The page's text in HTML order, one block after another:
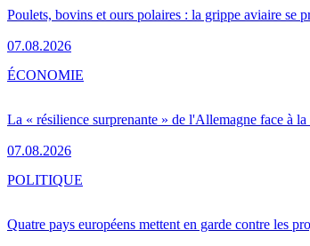
Poulets, bovins et ours polaires : la grippe aviaire se
07.08.2026
La « résilience surprenante » de l'Allemagne face à
07.08.2026
ÉCONOMIE
Quatre pays européens mettent en garde contre les
POLITIQUE